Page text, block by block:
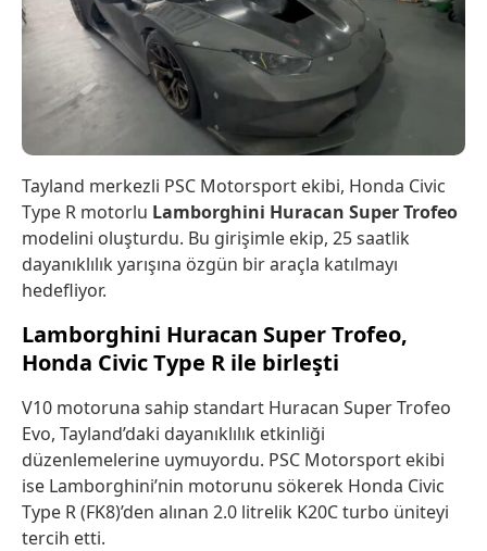
Tayland merkezli PSC Motorsport ekibi, Honda Civic
Type R motorlu Lamborghini Huracan Super Trofeo
modelini oluşturdu. Bu girişimle ekip, 25 saatlik
dayanıklılık yarışına özgün bir araçla katılmayı
hedefliyor.
Lamborghini Huracan Super Trofeo,
Honda Civic Type R ile birleşti
V10 motoruna sahip standart Huracan Super Trofeo
Evo, Tayland’daki dayanıklılık etkinliği
düzenlemelerine uymuyordu. PSC Motorsport ekibi
ise Lamborghini’nin motorunu sökerek Honda Civic
Type R (FK8)’den alınan 2.0 litrelik K20C turbo üniteyi
tercih etti.